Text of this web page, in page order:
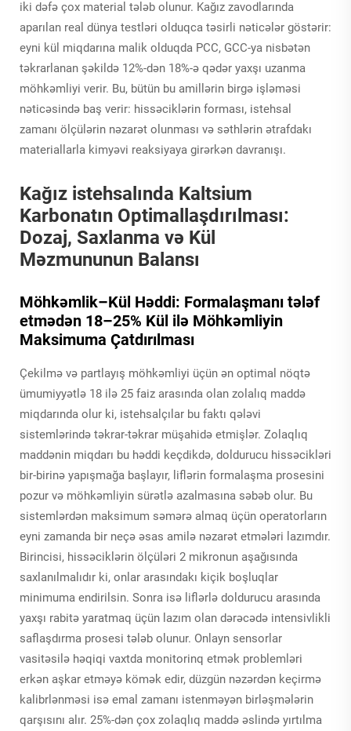
iki dəfə çox material tələb olunur. Kağız zavodlarında
aparılan real dünya testləri olduqca təsirli nəticələr göstərir:
eyni kül miqdarına malik olduqda PCC, GCC-ya nisbətən
təkrarlanan şəkildə 12%-dən 18%-ə qədər yaxşı uzanma
möhkəmliyi verir. Bu, bütün bu amillərin birgə işləməsi
nəticəsində baş verir: hissəciklərin forması, istehsal
zamanı ölçülərin nəzarət olunması və səthlərin ətrafdakı
materiallarla kimyəvi reaksiyaya girərkən davranışı.
Kağız istehsalında Kaltsium
Karbonatın Optimallaşdırılması:
Dozaj, Saxlanma və Kül
Məzmununun Balansı
Möhkəmlik–Kül Həddi: Formalaşmanı tələf
etmədən 18–25% Kül ilə Möhkəmliyin
Maksimuma Çatdırılması
Çekilmə və partlayış möhkəmliyi üçün ən optimal nöqtə
ümumiyyətlə 18 ilə 25 faiz arasında olan zolalıq maddə
miqdarında olur ki, istehsalçılar bu faktı qələvi
sistemlərində təkrar-təkrar müşahidə etmişlər. Zolaqlıq
maddənin miqdarı bu həddi keçdikdə, doldurucu hissəcikləri
bir-birinə yapışmağa başlayır, liflərin formalaşma prosesini
pozur və möhkəmliyin sürətlə azalmasına səbəb olur. Bu
sistemlərdən maksimum səmərə almaq üçün operatorların
eyni zamanda bir neçə əsas amilə nəzarət etmələri lazımdır.
Birincisi, hissəciklərin ölçüləri 2 mikronun aşağısında
saxlanılmalıdır ki, onlar arasındakı kiçik boşluqlar
minimuma endirilsin. Sonra isə liflərlə doldurucu arasında
yaxşı rabitə yaratmaq üçün lazım olan dərəcədə intensivlikli
saflaşdırma prosesi tələb olunur. Onlayn sensorlar
vasitəsilə həqiqi vaxtda monitorinq etmək problemləri
erkən aşkar etməyə kömək edir, düzgün nəzərdən keçirmə
kalibrlənməsi isə emal zamanı istenməyən birləşmələrin
qarşısını alır. 25%-dən çox zolaqlıq maddə əslində yırtılma